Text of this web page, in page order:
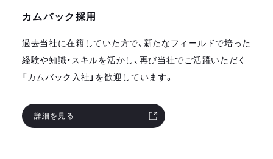
カムバック採用
過去当社に在籍していた方で、新たなフィールドで培った
経験や知識・スキルを活かし、再び当社でご活躍いただく
「カムバック入社」を歓迎しています。
詳細を見る